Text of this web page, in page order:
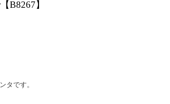
B8267】
タです。